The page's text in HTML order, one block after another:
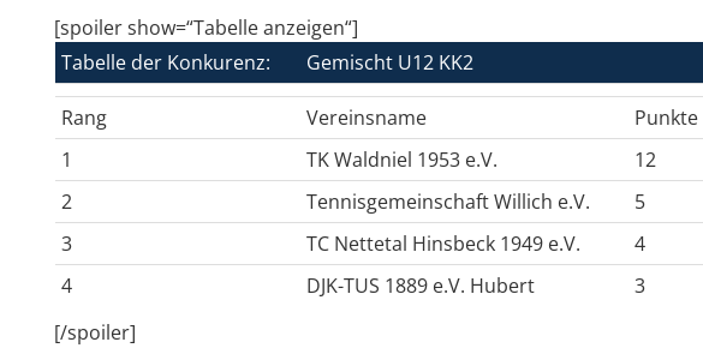
[spoiler show=“Tabelle anzeigen“]
Tabelle der Konkurenz:
Gemischt U12 KK2
Rang Vereinsname Punkte
1
TK Waldniel 1953 e.V. 12
2
Tennisgemeinschaft Willich e.V. 5
3
TC Nettetal Hinsbeck 1949 e.V. 4
4
DJK-TUS 1889 e.V. Hubert 3
[/spoiler]